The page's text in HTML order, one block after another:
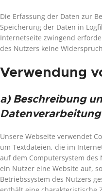
Die Erfassung der Daten zur
Speicherung der Daten in
Internetseite zwingend
des Nutzers keine
Verwendung
a) Beschreibung
Datenverarbeitung
Unsere Webseite verwendet
um Textdateien, die im
auf dem Computersystem
ein Nutzer eine Website auf,
Betriebssystem des Nutzers